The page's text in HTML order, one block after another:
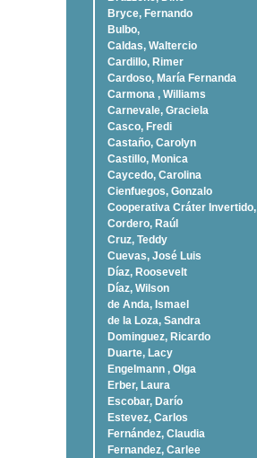
Bryce, Fernando
Bulbo,
Caldas, Waltercio
Cardillo, Rimer
Cardoso, Marí­a Fernanda
Carmona , Williams
Carnevale, Graciela
Casco, Fredi
Castaño, Carolyn
Castillo, Monica
Caycedo, Carolina
Cienfuegos, Gonzalo
Cooperativa Cráter Invertido,
Cordero, Raúl
Cruz, Teddy
Cuevas, José Luis
Díaz, Roosevelt
Dí­az, Wilson
de Anda, Ismael
de la Loza, Sandra
Dominguez, Ricardo
Duarte, Lacy
Engelmann , Olga
Erber, Laura
Escobar, Darío
Estevez, Carlos
Fernández, Claudia
Fernandez, Carlee